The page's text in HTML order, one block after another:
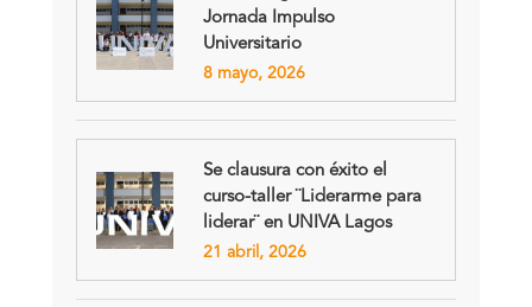
Jornada Impulso
Universitario
8 mayo, 2026
Se clausura con éxito el
curso-taller ¨Liderarme para
liderar¨ en UNIVA Lagos
21 abril, 2026